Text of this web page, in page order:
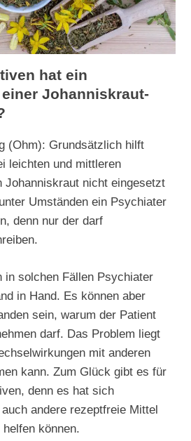
hat ein
Johanniskraut-
(Ohm): Grundsätzlich hilft
leichten und mittleren
Johanniskraut nicht eingesetzt
Umständen ein Psychiater
denn nur der darf
in solchen Fällen Psychiater
in Hand. Es können aber
sein, warum der Patient
darf. Das Problem liegt
mit anderen
kann. Zum Glück gibt es für
denn es hat sich
andere rezeptfreie Mittel
können.